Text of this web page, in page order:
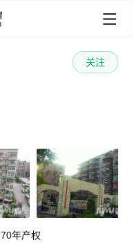
关注
70年产权